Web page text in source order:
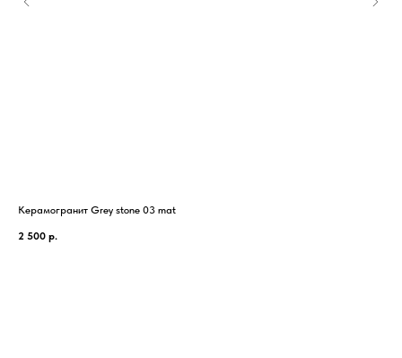
Керамогранит Grey stone 03 mat
2 500 р.